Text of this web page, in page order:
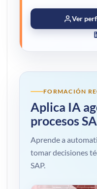
Ver
FORMACIÓN
Aplica IA
procesos
Aprende a
tomar decisiones
SAP.